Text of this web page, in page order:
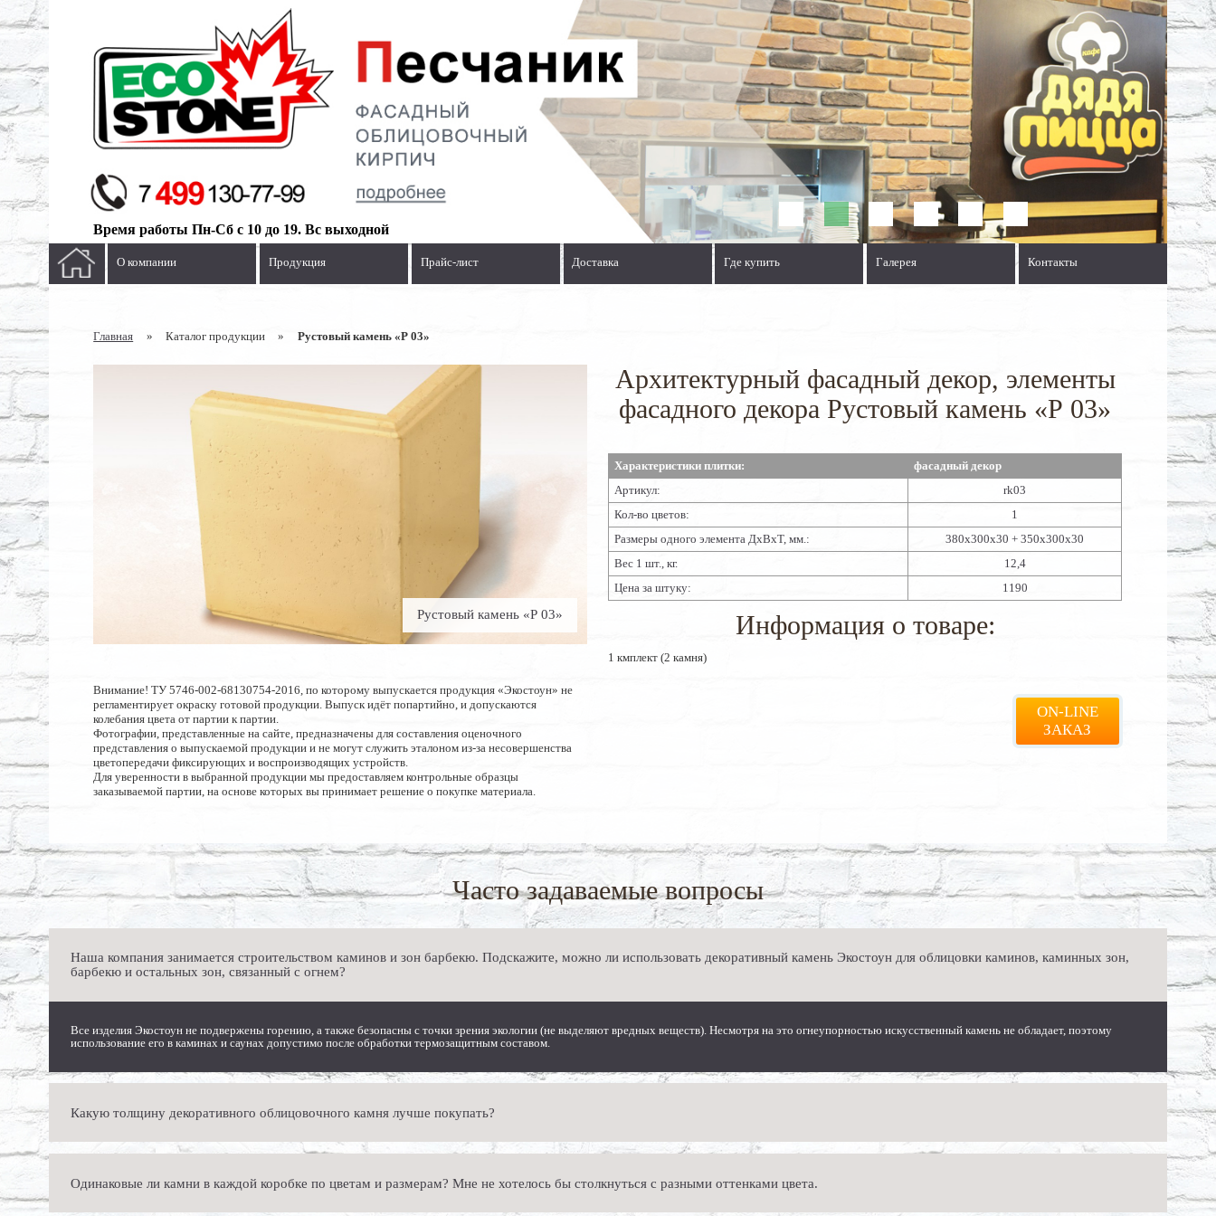
Время работы Пн-Сб с 10 до 19. Вс выходной
О компании Продукция Прайс-лист Доставка Где купить Галерея Контакты
Главная » Каталог продукции » Рустовый камень «Р 03»
Рустовый камень «Р 03»
Внимание! ТУ 5746-002-68130754-2016, по которому выпускается продукция «Экостоун» не
регламентирует окраску готовой продукции. Выпуск идёт попартийно, и допускаются
колебания цвета от партии к партии.
Фотографии, представленные на сайте, предназначены для составления оценочного
представления о выпускаемой продукции и не могут служить эталоном из-за несовершенства
цветопередачи фиксирующих и воспроизводящих устройств.
Для уверенности в выбранной продукции мы предоставляем контрольные образцы
заказываемой партии, на основе которых вы принимает решение о покупке материала.
Архитектурный фасадный декор, элементы
фасадного декора Рустовый камень «Р 03»
Характеристики плитки:
фасадный декор
Артикул:
rk03
Кол-во цветов:
1
Размеры одного элемента ДхВхТ, мм.:
380х300х30 + 350х300х30
Вес 1 шт., кг.
12,4
Цена за штуку:
1190
Информация о товаре:
1 кмплект (2 камня)
ON-LINE
ЗАКАЗ
Часто задаваемые вопросы
Наша компания занимается строительством каминов и зон барбекю. Подскажите, можно ли использовать декоративный камень Экостоун для облицовки каминов, каминных зон,
барбекю и остальных зон, связанный с огнем?
Все изделия Экостоун не подвержены горению, а также безопасны с точки зрения экологии (не выделяют вредных веществ). Несмотря на это огнеупорностью искусственный камень не обладает, поэтому
использование его в каминах и саунах допустимо после обработки термозащитным составом.
Какую толщину декоративного облицовочного камня лучше покупать?
полутора сантиметров в толщину. Четких ориентиров по покупке нет, вас следует ориентироваться на собственные эстетические чувства.
Одинаковые ли камни в каждой коробке по цветам и размерам? Мне не хотелось бы столкнуться с разными оттенками цвета.